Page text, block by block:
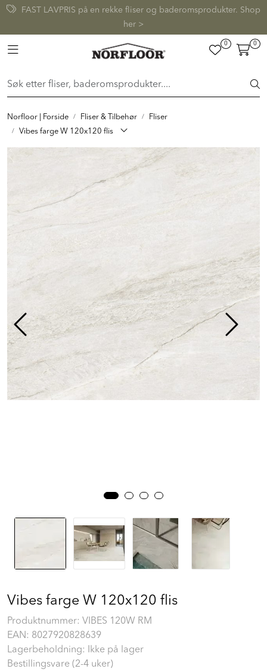
Skip to main content
FAST LAVPRIS på en rekke fliser og baderomsprodukter. Shop
her >
Toggle navigation
0 0
Norfloor | Forside Fliser & Tilbehør
Fliser
Vibes farge W 120x120 flis
Vibes farge W 120x120 flis
Produktnummer: VIBES 120W RM
EAN: 8027920828639
Lagerbeholdning: Ikke på lager
Bestillingsvare (2-4 uker)
FLISER & TILBEHØR
BADEROM
INTERIØR
INSPIRASJON
Prosjekt
Still et spørsmål
Favoritter (
Min side